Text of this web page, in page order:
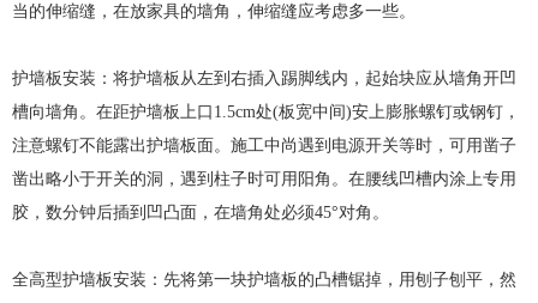
当的伸缩缝，在放家具的墙角，伸缩缝应考虑多一些。
护墙板安装：将护墙板从左到右插入踢脚线内，起始块应从墙角开凹
槽向墙角。在距护墙板上口1.5cm处(板宽中间)安上膨胀螺钉或钢钉，
注意螺钉不能露出护墙板面。施工中尚遇到电源开关等时，可用凿子
凿出略小于开关的洞，遇到柱子时可用阳角。在腰线凹槽内涂上专用
胶，数分钟后插到凹凸面，在墙角处必须45°对角。
全高型护墙板安装：先将第一块护墙板的凸槽锯掉，用刨子刨平，然